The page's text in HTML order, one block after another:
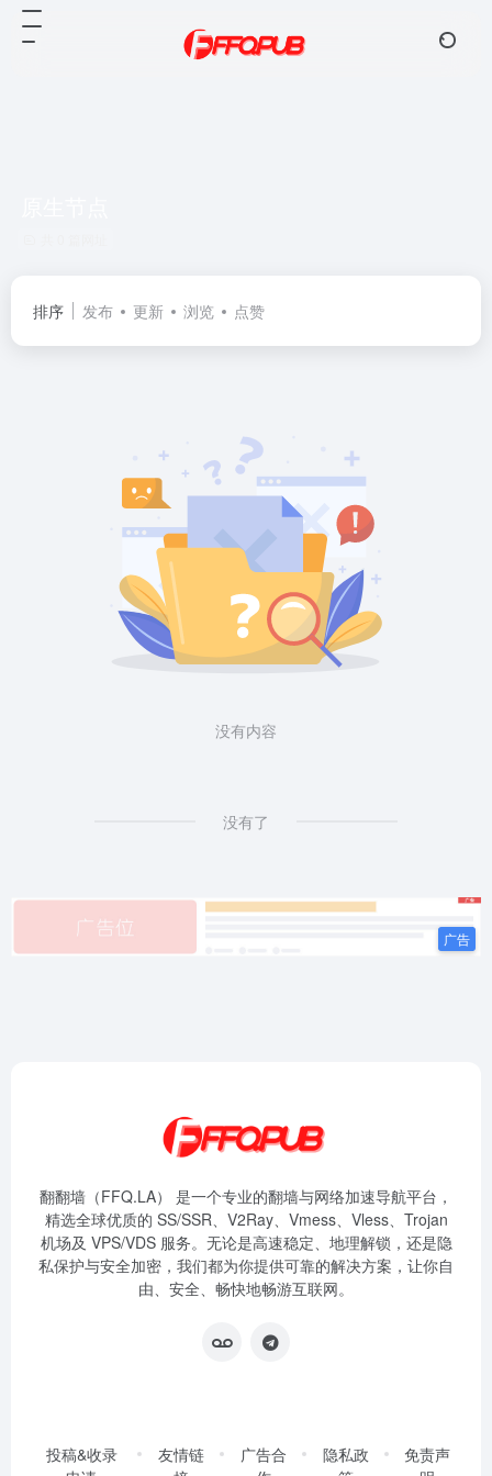
排序 发布 更新 浏览 点赞
没有内容
没有了
翻翻墙（FFQ.LA） 是一个专业的翻墙与网络加速导航平台，
精选全球优质的 SS/SSR、V2Ray、Vmess、Vless、Trojan
机场及 VPS/VDS 服务。无论是高速稳定、地理解锁，还是隐
私保护与安全加密，我们都为你提供可靠的解决方案，让你自
由、安全、畅快地畅游互联网。
投稿&收录
友情链
广告合
隐私政
免责声